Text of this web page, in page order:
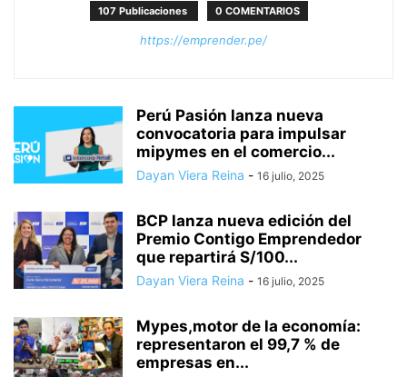
107 Publicaciones 0 COMENTARIOS
https://emprender.pe/
Perú Pasión lanza nueva
convocatoria para impulsar
mipymes en el comercio...
Dayan Viera Reina - 16 julio, 2025
BCP lanza nueva edición del
Premio Contigo Emprendedor
que repartirá S/100...
Dayan Viera Reina - 16 julio, 2025
Mypes,motor de la economía:
representaron el 99,7 % de
empresas en...